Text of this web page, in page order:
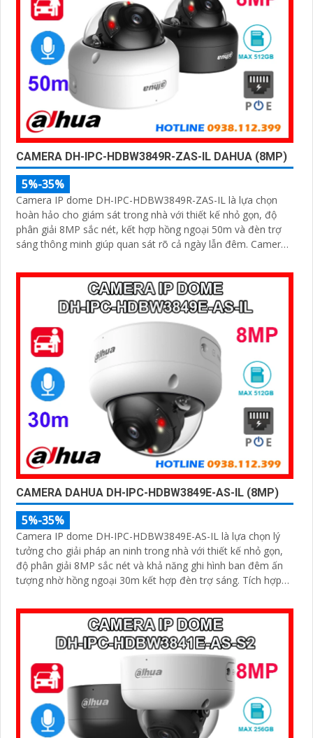
CAMERA DH-IPC-HDBW3849R-ZAS-IL DAHUA (8MP)
5%-35%
Camera IP dome DH-IPC-HDBW3849R-ZAS-IL là lựa chọn
hoàn hảo cho giám sát trong nhà với thiết kế nhỏ gọn, độ
phân giải 8MP sắc nét, kết hợp hồng ngoại 50m và đèn trợ
sáng thông minh giúp quan sát rõ cả ngày lẫn đêm. Camera
công nghệ phân biệt người và phương tiện, nâng cao độ
chính xác trong cảnh báo, hỗ trợ POE tiện lợi
CAMERA DAHUA DH-IPC-HDBW3849E-AS-IL (8MP)
5%-35%
Camera IP dome DH-IPC-HDBW3849E-AS-IL là lựa chọn lý
tưởng cho giải pháp an ninh trong nhà với thiết kế nhỏ gọn,
độ phân giải 8MP sắc nét và khả năng ghi hình ban đêm ấn
tượng nhờ hồng ngoại 30m kết hợp đèn trợ sáng. Tích hợp
thông minh giúp phân biệt chính xác người và phương tiện hỗ
trợ POE, giảm thiểu báo động giả hiệu quả